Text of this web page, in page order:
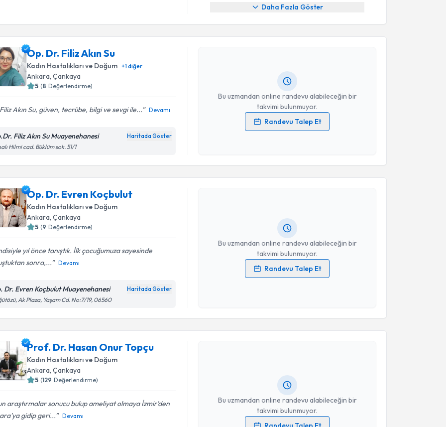
Daha Fazla Göster
Op. Dr. Filiz Akın Su
Kadın Hastalıkları ve Doğum +1diğer
Ankara, Çankaya
5 (8 Değerlendirme)
Akın Su, güven, tecrübe, bilgi ve sevgi ile... Devamı
Filiz Akın Su Muayenehanesi Haritada Göster
Hilmi cad. Büklüm sok. 51/1
Bu uzmandan online randevu alabileceğin bir
takvimi bulunmuyor.
Randevu Talep Et
Randevu Takvimi Talebi
Kişisel verilerimin işlenmesine ilişkinAydınlatma Metni
Op. Dr. Evren Koçbulut
Kadın Hastalıkları ve Doğum
Ankara, Çankaya
5 (9 Değerlendirme)
yıl önce tanıştık. İlk çocuğumuza sayesinde
sonra,...
Devamı
Dr. Evren Koçbulut Muayenehanesi Haritada Göster
Ak Plaza, Yaşam Cd. No:7/19, 06560
Bu uzmandan online randevu alabileceğin bir
takvimi bulunmuyor.
Randevu Talep Et
Randevu Takvimi Talebi
Op. Dr. Evren Koçbulut
Kişisel verilerimin işlenmesine ilişkinAydınlatma Metni
Takvim Talebini Gönder
Prof. Dr. Hasan Onur Topçu
Kadın Hastalıkları ve Doğum
Ankara, Çankaya
5 (129 Değerlendirme)
araştırmalar sonucu bulup ameliyat olmaya İzmir’den
gidip geri...
Devamı
Bu uzmandan online randevu alabileceğin bir
takvimi bulunmuyor.